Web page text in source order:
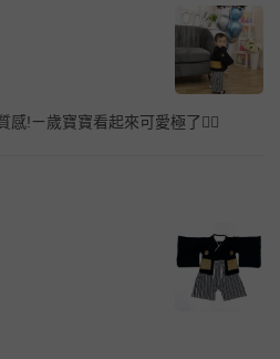
!ㄧ歲寶寶看起來可愛極了👍🏻